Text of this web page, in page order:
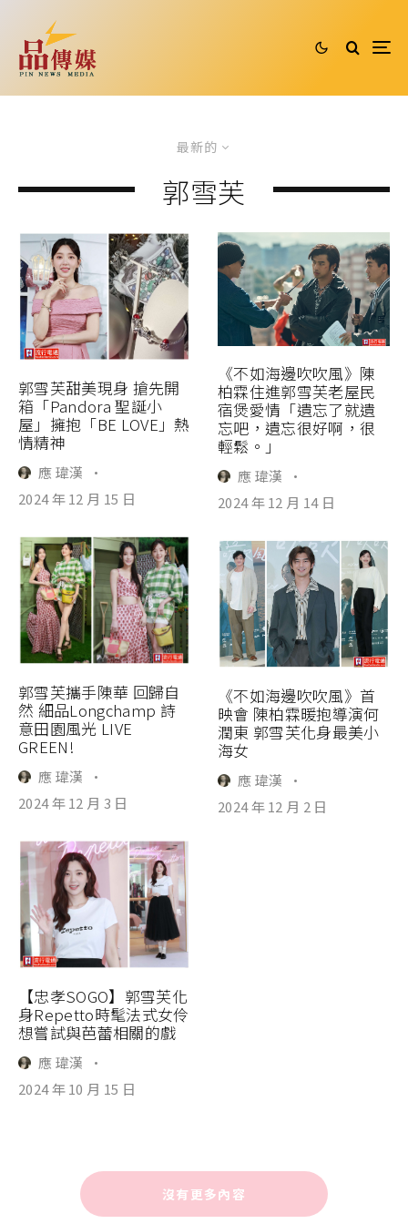
最新的
郭雪芙
郭雪芙甜美現身 搶先開
箱「Pandora 聖誕小
屋」擁抱「BE LOVE」熱
情精神
應 瑋漢
·
2024 年 12 月 15 日
郭雪芙攜手陳華 回歸自
然 細品Longchamp 詩
意田園風光 LIVE
GREEN!
應 瑋漢
·
2024 年 12 月 3 日
【忠孝SOGO】郭雪芙化
身Repetto時髦法式女伶
想嘗試與芭蕾相關的戲
應 瑋漢
·
2024 年 10 月 15 日
《不如海邊吹吹風》陳
柏霖住進郭雪芙老屋民
宿煲愛情「遺忘了就遺
忘吧，遺忘很好啊，很
輕鬆。」
應 瑋漢
·
2024 年 12 月 14 日
《不如海邊吹吹風》首
映會 陳柏霖暖抱導演何
潤東 郭雪芙化身最美小
海女
應 瑋漢
·
2024 年 12 月 2 日
沒有更多內容